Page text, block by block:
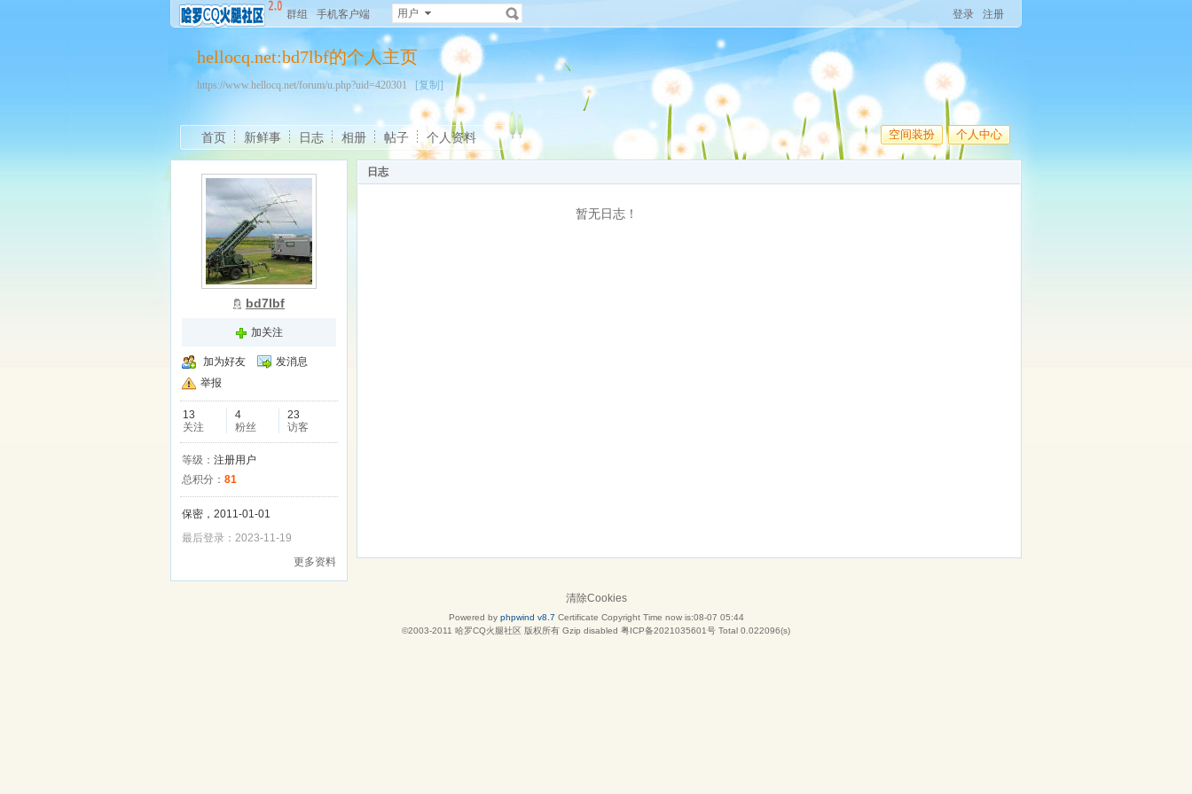
群组 手机客户端 用户 登录 注册
hellocq.net:bd7lbf的个人主页
https://www.hellocq.net/forum/u.php?uid=420301 [复制]
空间装扮 个人中心
首页 新鲜事 日志 相册 帖子 个人资料
bd7lbf
加关注
加为好友
发消息
举报
13
关注
4
粉丝
23
访客
等级： 注册用户
总积分： 81
保密，2011-01-01
最后登录：2023-11-19
更多资料
日志
暂无日志！
清除Cookies
Powered by phpwind v8.7 Certificate Copyright Time now is:08-07 05:44
©2003-2011 哈罗CQ火腿社区 版权所有 Gzip disabled 粤ICP备2021035601号 Total 0.022096(s)